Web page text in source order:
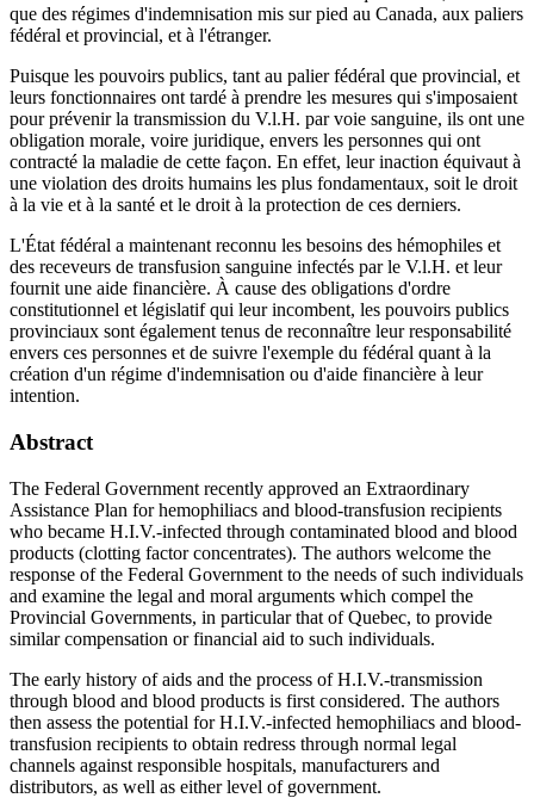
que des régimes d'indemnisation mis sur pied au Canada, aux paliers
fédéral et provincial, et à l'étranger.
Puisque les pouvoirs publics, tant au palier fédéral que provincial, et
leurs fonctionnaires ont tardé à prendre les mesures qui s'imposaient
pour prévenir la transmission du V.l.H. par voie sanguine, ils ont une
obligation morale, voire juridique, envers les personnes qui ont
contracté la maladie de cette façon. En effet, leur inaction équivaut à
une violation des droits humains les plus fondamentaux, soit le droit
à la vie et à la santé et le droit à la protection de ces derniers.
L'État fédéral a maintenant reconnu les besoins des hémophiles et
des receveurs de transfusion sanguine infectés par le V.l.H. et leur
fournit une aide financière. À cause des obligations d'ordre
constitutionnel et législatif qui leur incombent, les pouvoirs publics
provinciaux sont également tenus de reconnaître leur responsabilité
envers ces personnes et de suivre l'exemple du fédéral quant à la
création d'un régime d'indemnisation ou d'aide financière à leur
intention.
Abstract
The Federal Government recently approved an Extraordinary
Assistance Plan for hemophiliacs and blood-transfusion recipients
who became H.I.V.-infected through contaminated blood and blood
products (clotting factor concentrates). The authors welcome the
response of the Federal Government to the needs of such individuals
and examine the legal and moral arguments which compel the
Provincial Governments, in particular that of Quebec, to provide
similar compensation or financial aid to such individuals.
The early history of aids and the process of H.I.V.-transmission
through blood and blood products is first considered. The authors
then assess the potential for H.I.V.-infected hemophiliacs and blood-
transfusion recipients to obtain redress through normal legal
channels against responsible hospitals, manufacturers and
distributors, as well as either level of government.